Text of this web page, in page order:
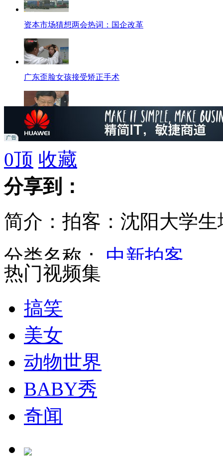
资本市场猜想两会热词：国企改革
广东歪脸女孩接受矫正手术
两岸两会第十次会谈今天上午在台北举行
叙利亚政府军击毙175名极端组织武装者
乌克兰下令解散精锐特警部队
日本承认与美磋商归还核燃料钚
两会新动力：山西煤矸石的“路条攻略”
两会热点前瞻：养老金双轨制要怎么并？
山西运城恶犬咬伤多人 警民合力深夜将其击毙
0顶 收藏
分享到：
简介：拍客：沈阳大学
分类名称： 中新拍客
热门视频集
搞笑
美女
动物世界
BABY秀
奇闻